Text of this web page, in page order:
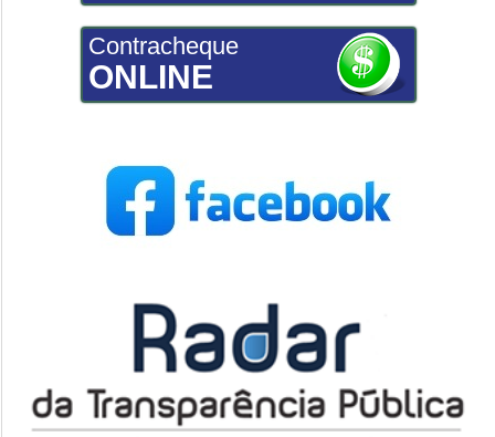
Contracheque
ONLINE